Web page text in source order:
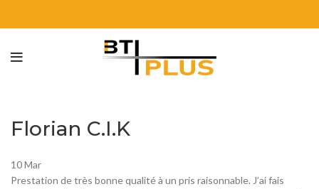
Florian C.I.K
10Mar
Prestation de très bonne qualité à un pris raisonnable. J’ai fais